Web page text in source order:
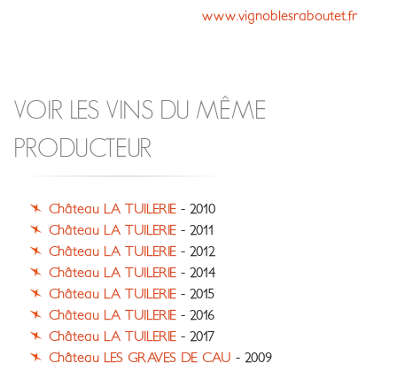
www.vignoblesraboutet.fr
VOIR LES VINS DU MÊME
PRODUCTEUR
Château LA TUILERIE - 2010
Château LA TUILERIE - 2011
Château LA TUILERIE - 2012
Château LA TUILERIE - 2014
Château LA TUILERIE - 2015
Château LA TUILERIE - 2016
Château LA TUILERIE - 2017
Château LES GRAVES DE CAU - 2009